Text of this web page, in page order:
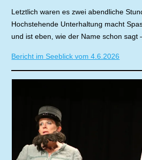
Letztlich waren es zwei abendliche
Hochstehende Unterhaltung macht
und ist eben, wie der Name schon sagt
Bericht im Seeblick vom 4.6.2026